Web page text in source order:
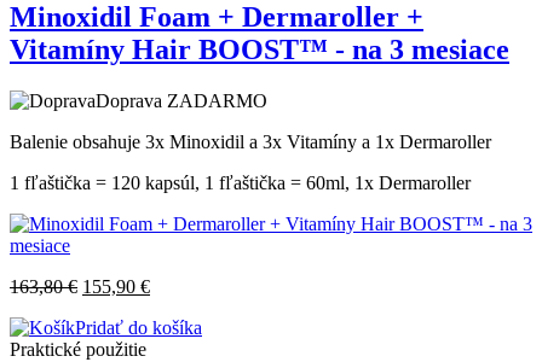
Minoxidil Foam + Dermaroller +
Vitamíny Hair BOOST™ - na 3 mesiace
Doprava ZADARMO
Balenie obsahuje 3x Minoxidil a 3x Vitamíny a 1x Dermaroller
1 fľaštička = 120 kapsúl, 1 fľaštička = 60ml, 1x Dermaroller
163,80€ 155,90 €
Pridať do košíka
Praktické použitie